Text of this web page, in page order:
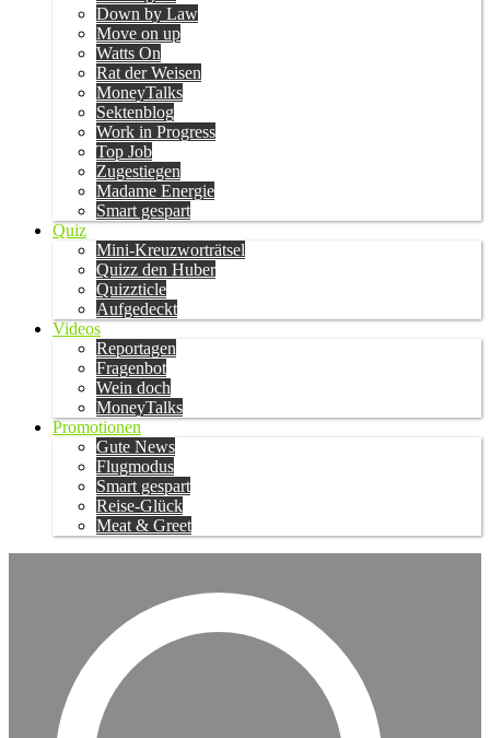
Down by Law
Move on up
Watts On
Rat der Weisen
MoneyTalks
Sektenblog
Work in Progress
Top Job
Zugestiegen
Madame Energie
Smart gespart
Quiz
Mini-Kreuzworträtsel
Quizz den Huber
Quizzticle
Aufgedeckt
Videos
Reportagen
Fragenbot
Wein doch
MoneyTalks
Promotionen
Gute News
Flugmodus
Smart gespart
Reise-Glück
Meat & Greet